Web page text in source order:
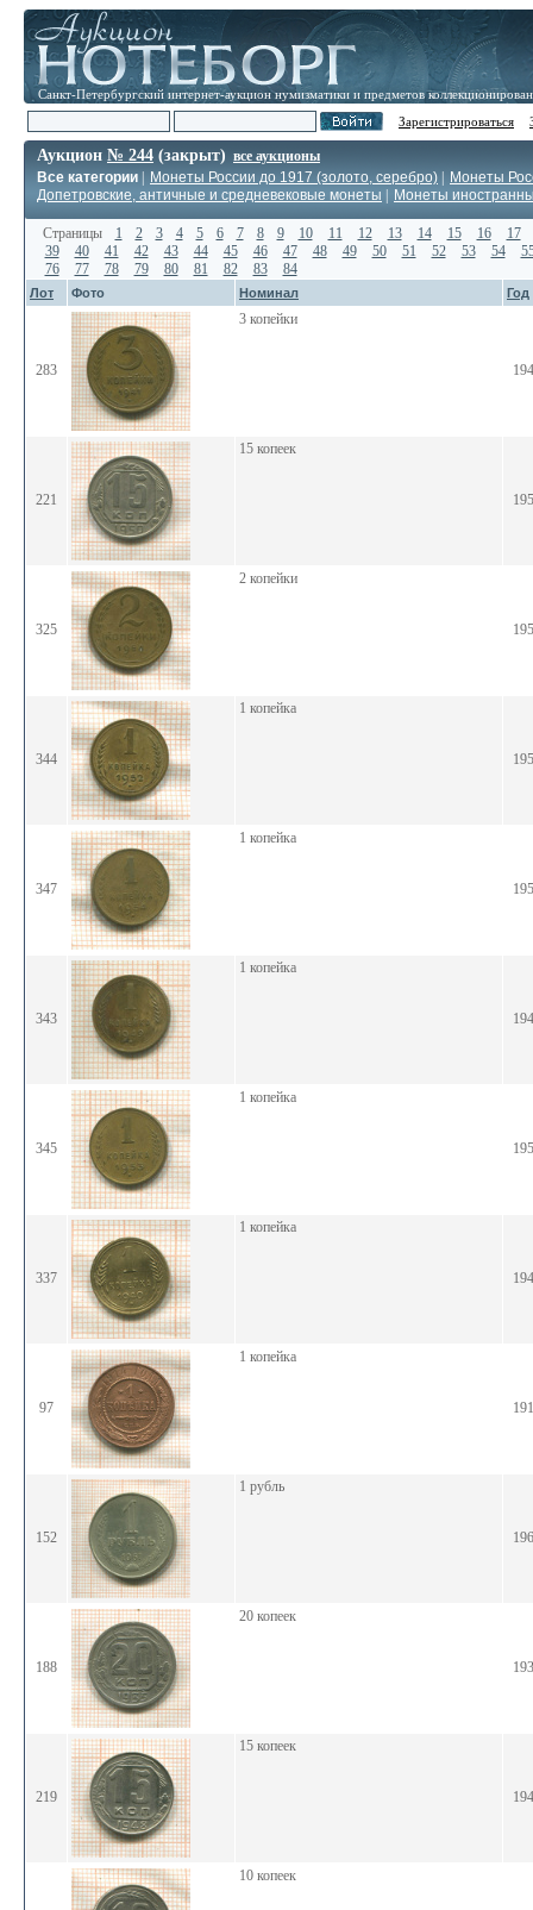
Санкт-Петербургский интернет-аукцион нумизматики и предметов
Зарегистрироваться
Аукцион № 244 (закрыт) все аукционы
Все категории
Монеты России до 1917 (золото, серебро)
Монеты
Допетровские, античные и средневековые монеты
Монеты
Страницы 1 2 3 4 5 6 7 8 9 10 11 12 13 14 15 16
17
39
40 41 42 43 44 45 46 47 48 49 50 51 52 53 54
76
77 78 79 80 81 82 83 84
Лот Фото Номинал Год
283
3 копейки
221
15 копеек
325
2 копейки
344
1 копейка
347
1 копейка
343
1 копейка
345
1 копейка
337
1 копейка
97
1 копейка
152
1 рубль
188
20 копеек
219
15 копеек
10 копеек